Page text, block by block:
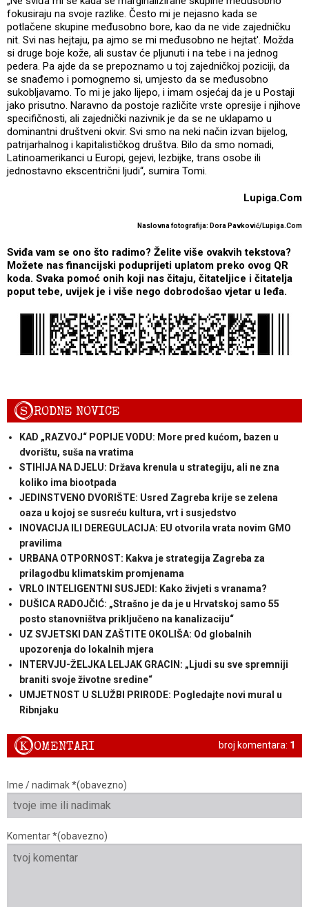
fokusiraju na svoje razlike. Često mi je nejasno kada se
potlačene skupine međusobno bore, kao da ne vide zajedničku
nit. Svi nas hejtaju, pa ajmo se mi međusobno ne hejtat'. Možda
si druge boje kože, ali sustav će pljunuti i na tebe i na jednog
pedera. Pa ajde da se prepoznamo u toj zajedničkoj poziciji, da
se snađemo i pomognemo si, umjesto da se međusobno
sukobljavamo. To mi je jako lijepo, i imam osjećaj da je u Postaji
jako prisutno. Naravno da postoje različite vrste opresije i njihove
specifičnosti, ali zajednički nazivnik je da se ne uklapamo u
dominantni društveni okvir. Svi smo na neki način izvan bijelog,
patrijarhalnog i kapitalističkog društva. Bilo da smo nomadi,
Latinoamerikanci u Europi, gejevi, lezbijke, trans osobe ili
jednostavno ekscentrični ljudi“, sumira Tomi.
Lupiga.Com
Naslovna fotografija: Dora Pavković/Lupiga.Com
Sviđa vam se ono što radimo? Želite više ovakvih tekstova?
Možete nas financijski poduprijeti uplatom preko ovog QR
koda. Svaka pomoć onih koji nas čitaju, čitateljice i čitatelja
poput tebe, uvijek je i više nego dobrodošao vjetar u leđa.
SRODNE NOVICE
KAD „RAZVOJ“ POPIJE VODU: More pred kućom, bazen u
dvorištu, suša na vratima
STIHIJA NA DJELU: Država krenula u strategiju, ali ne zna
koliko ima biootpada
JEDINSTVENO DVORIŠTE: Usred Zagreba krije se zelena
oaza u kojoj se susreću kultura, vrt i susjedstvo
INOVACIJA ILI DEREGULACIJA: EU otvorila vrata novim GMO
pravilima
URBANA OTPORNOST: Kakva je strategija Zagreba za
prilagodbu klimatskim promjenama
VRLO INTELIGENTNI SUSJEDI: Kako živjeti s vranama?
DUŠICA RADOJČIĆ: „Strašno je da je u Hrvatskoj samo 55
posto stanovništva priključeno na kanalizaciju“
UZ SVJETSKI DAN ZAŠTITE OKOLIŠA: Od globalnih
upozorenja do lokalnih mjera
INTERVJU-ŽELJKA LELJAK GRACIN: „Ljudi su sve spremniji
braniti svoje životne sredine“
UMJETNOST U SLUŽBI PRIRODE: Pogledajte novi mural u
Ribnjaku
broj komentara: 1
KOMENTARI
Ime / nadimak *(obavezno)
Komentar *(obavezno)